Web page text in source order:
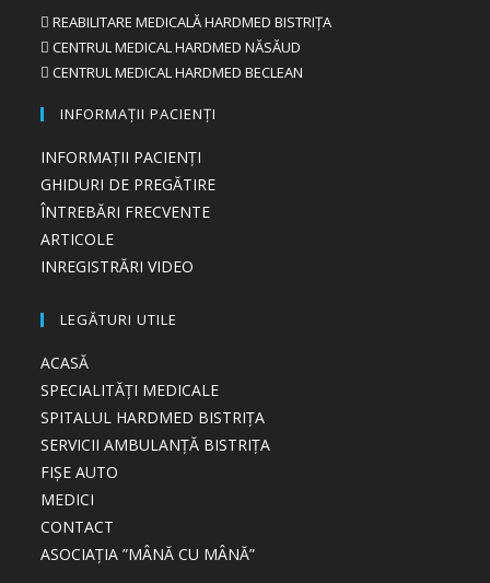
REABILITARE MEDICALĂ HARDMED BISTRIȚA
CENTRUL MEDICAL HARDMED NĂSĂUD
CENTRUL MEDICAL HARDMED BECLEAN
INFORMAȚII PACIENȚI
INFORMAȚII PACIENȚI
GHIDURI DE PREGĂTIRE
ÎNTREBĂRI FRECVENTE
ARTICOLE
INREGISTRĂRI VIDEO
LEGĂTURI UTILE
ACASĂ
SPECIALITĂȚI MEDICALE
SPITALUL HARDMED BISTRIȚA
SERVICII AMBULANȚĂ BISTRIȚA
FIȘE AUTO
MEDICI
CONTACT
ASOCIAȚIA ”MÂNĂ CU MÂNĂ”